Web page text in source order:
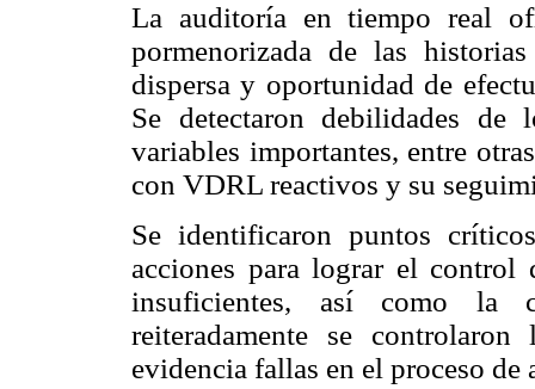
La auditoría en tiempo real
pormenorizada de las
dispersa y oportunidad de
Se detectaron debilidades
variables importantes, entre
con VDRL reactivos y su
Se identificaron puntos
acciones para lograr el control
insuficientes, así como la
reiteradamente se
evidencia fallas en el proceso de